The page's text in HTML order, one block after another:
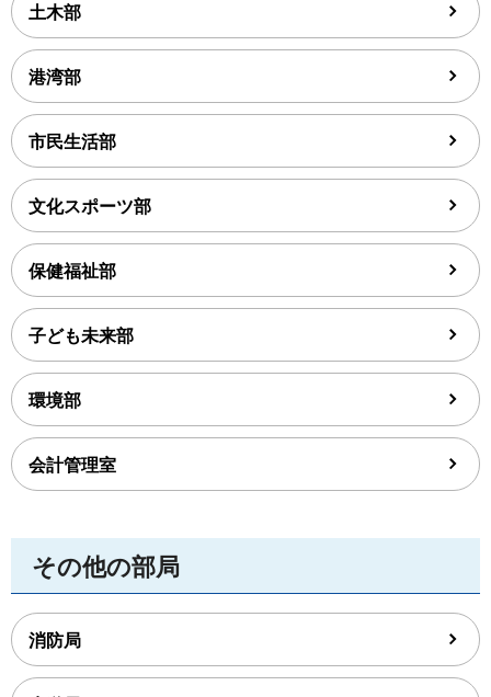
土木部
港湾部
市民生活部
文化スポーツ部
保健福祉部
子ども未来部
環境部
会計管理室
その他の部局
消防局